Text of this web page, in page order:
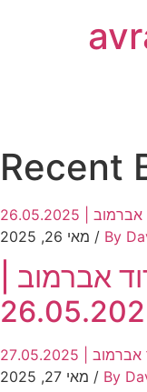
Recent
By / מאי 26, 2025
אברמוב |
By / מאי 27, 2025